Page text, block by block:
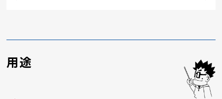
用途